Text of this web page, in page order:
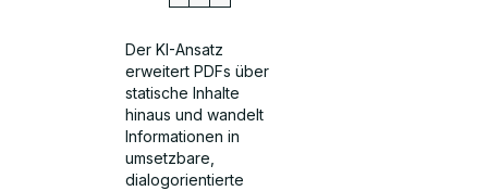
Der KI-Ansatz
erweitert PDFs über
statische Inhalte
hinaus und wandelt
Informationen in
umsetzbare,
dialogorientierte